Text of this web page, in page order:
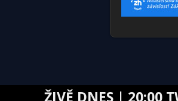
ŽIVĚ DNES | 20:00